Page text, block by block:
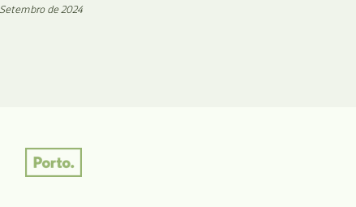
Setembro de 2024